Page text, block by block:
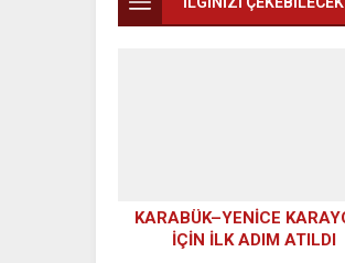
KARABÜK–YENİCE
İÇİN İLK ADIM ATILDI